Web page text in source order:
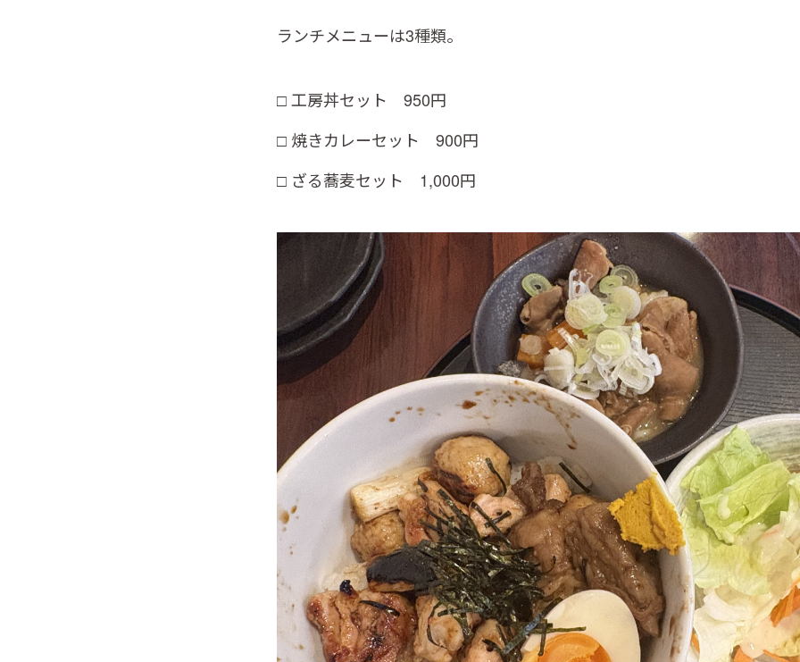
ランチメニューは3種類。
□ 工房丼セット 950円
□ 焼きカレーセット 900円
□ ざる蕎麦セット 1,000円